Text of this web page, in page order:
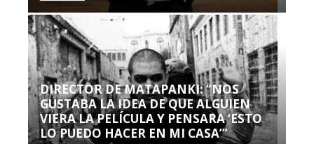
DIRECTOR DE MATAPANKI: “NOS
GUSTABA LA IDEA DE QUE ALGUIEN
VIERA LA PELÍCULA Y PENSARA ‘ESTO
LO PUEDO HACER EN MI CASA’”